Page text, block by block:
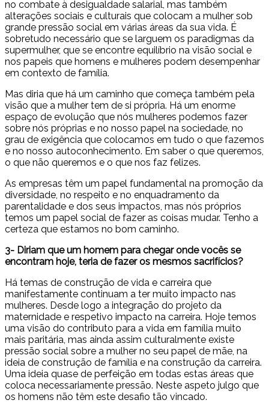
no combate à desigualdade salarial, mas também
alterações sociais e culturais que colocam a mulher sob
grande pressão social em várias áreas da sua vida. É
sobretudo necessário que se larguem os paradigmas da
supermulher, que se encontre equilíbrio na visão social e
nos papeis que homens e mulheres podem desempenhar
em contexto de família.
Mas diria que há um caminho que começa também pela
visão que a mulher tem de si própria. Há um enorme
espaço de evolução que nós mulheres podemos fazer
sobre nós próprias e no nosso papel na sociedade, no
grau de exigência que colocamos em tudo o que fazemos
e no nosso autoconhecimento. Em saber o que queremos,
o que não queremos e o que nos faz felizes.
As empresas têm um papel fundamental na promoção da
diversidade, no respeito e no enquadramento da
parentalidade e dos seus impactos, mas nós próprios
temos um papel social de fazer as coisas mudar. Tenho a
certeza que estamos no bom caminho.
3- Diriam que um homem para chegar onde vocês se
encontram hoje, teria de fazer os mesmos sacrifícios?
Há temas de construção de vida e carreira que
manifestamente continuam a ter muito impacto nas
mulheres. Desde logo a integração do projeto da
maternidade e respetivo impacto na carreira. Hoje temos
uma visão do contributo para a vida em família muito
mais paritária, mas ainda assim culturalmente existe
pressão social sobre a mulher no seu papel de mãe, na
ideia de construção de família e na construção da carreira.
Uma ideia quase de perfeição em todas estas áreas que
coloca necessariamente pressão. Neste aspeto julgo que
os homens não têm este desafio tão vincado.